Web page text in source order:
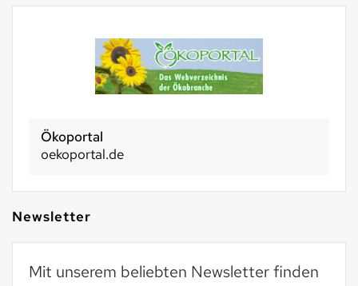
Ökoportal
oekoportal.de
Newsletter
Mit unserem beliebten Newsletter finden